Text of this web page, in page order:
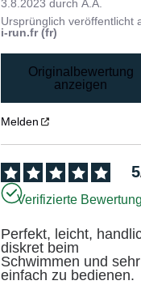
3.8.2023 durchA.A.
Ursprünglich veröffentlicht
i-run.fr (fr)
Originalbewertung
anzeigen
Melden
5
Verifizierte
Perfekt, leicht,
diskret beim
Schwimmen und sehr
einfach zu bedienen.